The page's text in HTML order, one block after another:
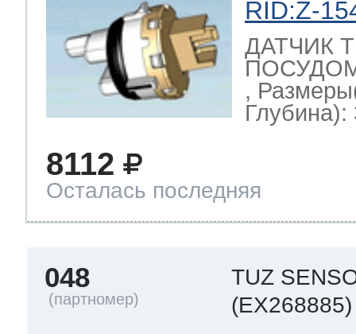
RID:Z-
ДАТЧИК
,
Глубина):
8112
Осталась последняя
048
TUZ
(EX268885)